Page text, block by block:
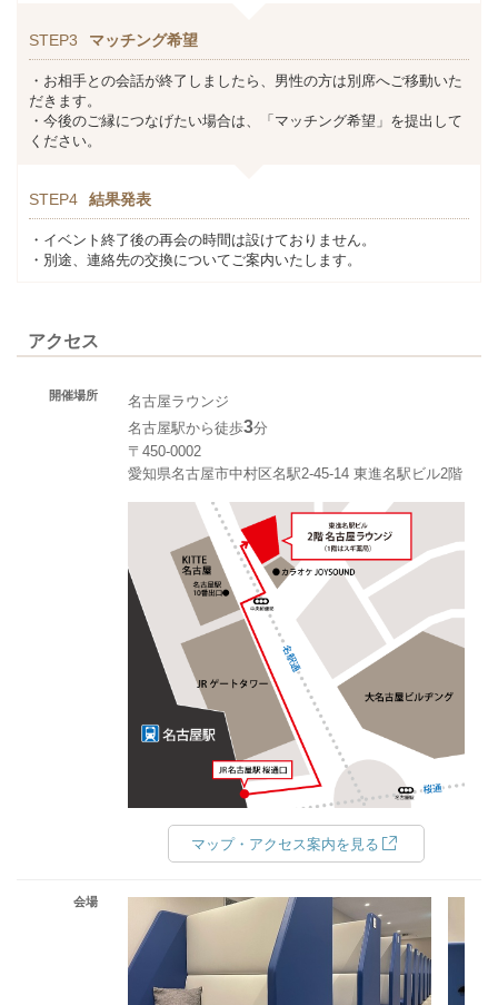
STEP3 マッチング希望
・お相手との会話が終了しましたら、男性の方は別席へご移動いた
だきます。
・今後のご縁につなげたい場合は、「マッチング希望」を提出して
ください。
STEP4 結果発表
・イベント終了後の再会の時間は設けておりません。
・別途、連絡先の交換についてご案内いたします。
アクセス
開催場所
名古屋ラウンジ
名古屋駅から徒歩3分
〒450-0002
愛知県名古屋市中村区名駅2-45-14 東進名駅ビル2階
マップ・アクセス案内を見る
会場